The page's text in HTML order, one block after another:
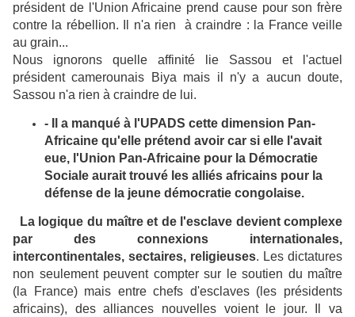
président de l'Union Africaine prend cause pour son frère
contre la rébellion. Il n'a rien à craindre : la France veille
au grain...
Nous ignorons quelle affinité lie Sassou et l'actuel
président camerounais Biya mais il n'y a aucun doute,
Sassou n'a rien à craindre de lui.
- Il a manqué à l'UPADS cette dimension Pan-
Africaine qu'elle prétend avoir car si elle l'avait
eue, l'Union Pan-Africaine pour la Démocratie
Sociale aurait trouvé les alliés africains pour la
défense de la jeune démocratie congolaise.
La logique du maître et de l'esclave devient complexe
par des connexions internationales,
intercontinentales, sectaires, religieuses. Les dictatures
non seulement peuvent compter sur le soutien du maître
(la France) mais entre chefs d'esclaves (les présidents
africains), des alliances nouvelles voient le jour. Il va